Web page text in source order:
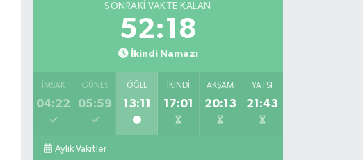
SONRAKI VAKTE KALAN
52:17
İkindi Namazı
İMSAK
04:22
GÜNEŞ
05:59
ÖĞLE
13:11
İKINDI
17:01
AKŞAM
20:13
YATSI
21:43
Aylık Vakitler